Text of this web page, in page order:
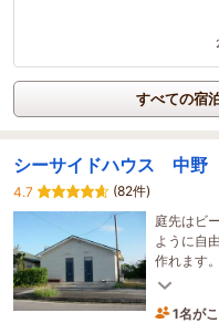
すべての宿
シーサイドハウス 中野
4.7
(82件)
庭先はビ
ように自
作れます
レストラ
1名が